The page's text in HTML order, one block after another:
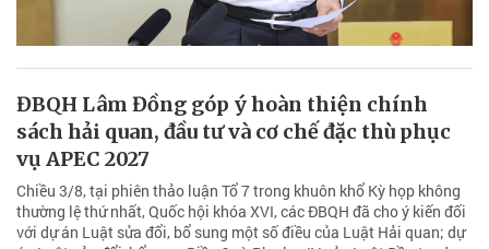
ĐBQH Lâm Đồng góp ý hoàn thiện chính
sách hải quan, đầu tư và cơ chế đặc thù phục
vụ APEC 2027
Chiều 3/8, tại phiên thảo luận Tổ 7 trong khuôn khổ Kỳ họp không
thường lệ thứ nhất, Quốc hội khóa XVI, các ĐBQH đã cho ý kiến đối
với dự án Luật sửa đổi, bổ sung một số điều của Luật Hải quan; dự